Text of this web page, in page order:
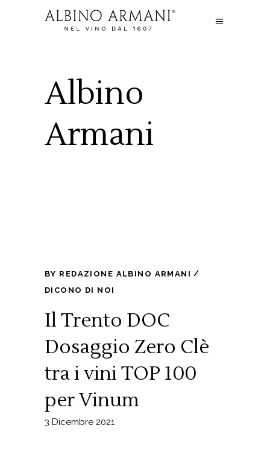
Albino
Armani
BY REDAZIONE ALBINO ARMANI
DICONO DI NOI
Il Trento DOC
Dosaggio Zero Clè
tra i vini TOP 100
per Vinum
3 Dicembre 2021